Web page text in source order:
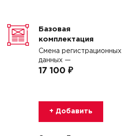
Базовая
комплектация
Смена регистрационных
данных —
17 100 ₽
+ Добавить